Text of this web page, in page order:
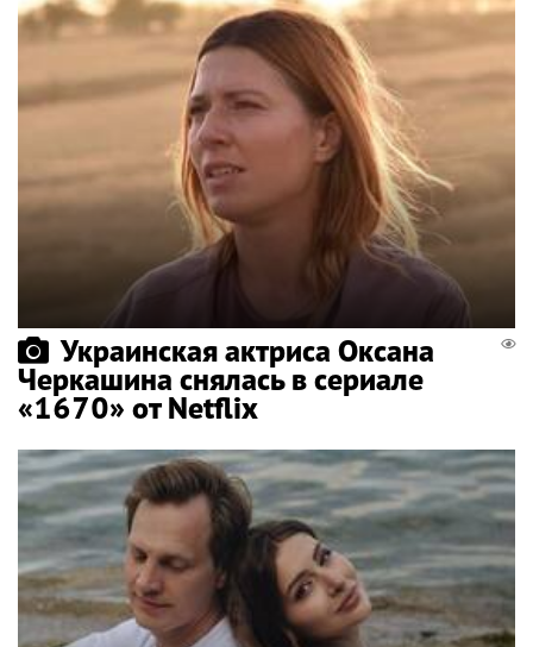
Украинская актриса Оксана
Черкашина снялась в сериале
«1670» от Netflix